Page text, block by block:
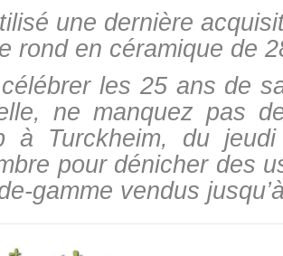
une dernière
rond en céramique de
les 25 ans de
ne manquez pas
à Turckheim, du
pour dénicher des
gamme vendus